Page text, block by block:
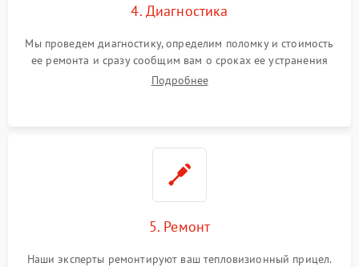
4. Диагностика
Мы проведем диагностику, определим поломку и стоимость
ее ремонта и сразу сообщим вам о сроках ее устранения
Подробнее
5. Ремонт
Наши эксперты ремонтируют ваш тепловизионный прицел.